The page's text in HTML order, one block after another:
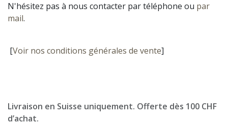
N'hésitez pas à nous contacter par téléphone ou par
mail.
[Voir nos conditions générales de vente]
Livraison en Suisse uniquement. Offerte dès 100 CHF
d’achat.